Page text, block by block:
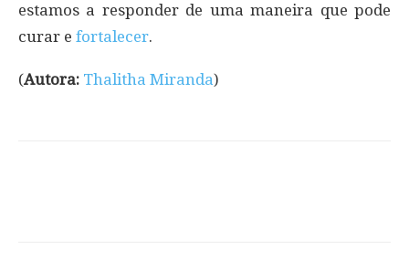
estamos a responder de uma maneira que pode
curar e fortalecer.
(Autora: Thalitha Miranda)